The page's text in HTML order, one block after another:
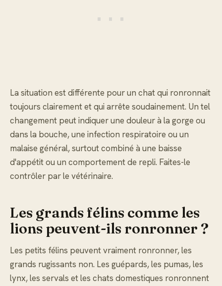
La situation est différente pour un chat qui ronronnait
toujours clairement et qui arrête soudainement. Un tel
changement peut indiquer une douleur à la gorge ou
dans la bouche, une infection respiratoire ou un
malaise général, surtout combiné à une baisse
d'appétit ou un comportement de repli. Faites-le
contrôler par le vétérinaire.
Les grands félins comme les
lions peuvent-ils ronronner ?
Les petits félins peuvent vraiment ronronner, les
grands rugissants non. Les guépards, les pumas, les
lynx, les servals et les chats domestiques ronronnent